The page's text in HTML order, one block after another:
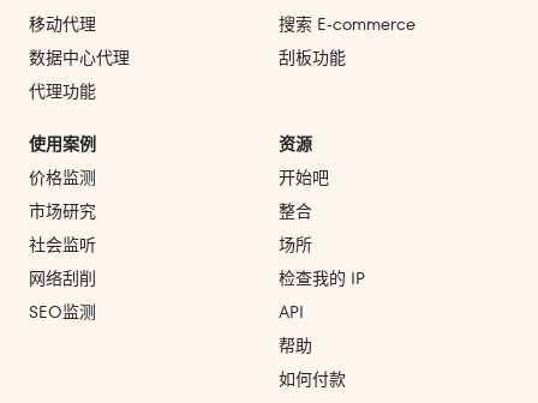
移动代理
数据中心代理
代理功能
搜索 E‑commerce
刮板功能
使用案例
价格监测
市场研究
社会监听
网络刮削
SEO监测
资源
开始吧
整合
场所
检查我的 IP
API
帮助
如何付款